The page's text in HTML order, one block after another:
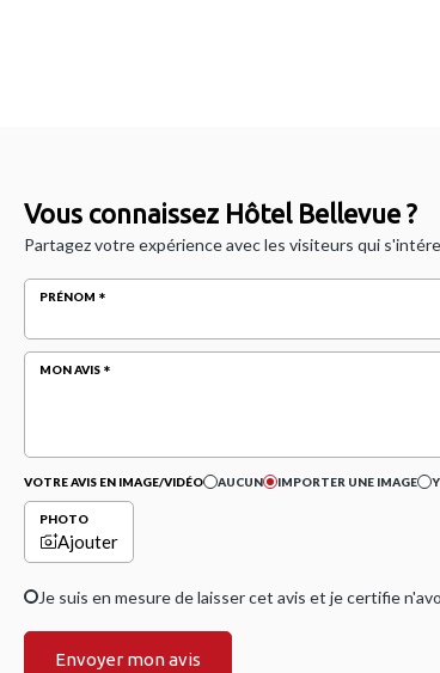
Vous connaissez Hôtel Bellevue ?
Partagez votre expérience avec les visiteurs qui
PRÉNOM
MON AVIS
VOTRE AVIS EN IMAGE/VIDÉO AUCUN IMPORTER UNE IMAGE
PHOTO
Ajouter
Je suis en mesure de laisser cet avis et je certifie
Envoyer mon avis